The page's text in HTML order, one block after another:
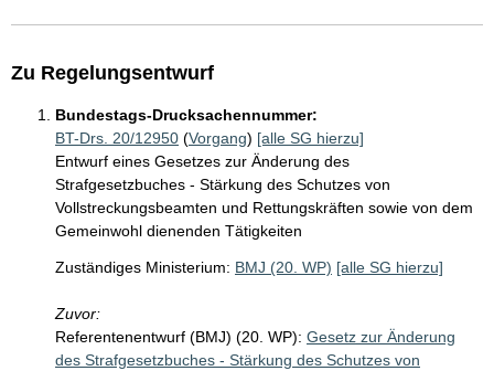
Zu Regelungsentwurf
Bundestags-Drucksachennummer:
BT-Drs. 20/12950 (Vorgang) [alle SG hierzu]
Entwurf eines Gesetzes zur Änderung des
Strafgesetzbuches - Stärkung des Schutzes von
Vollstreckungsbeamten und Rettungskräften sowie von dem
Gemeinwohl dienenden Tätigkeiten
Zuständiges Ministerium: BMJ (20. WP) [alle SG hierzu]
Zuvor:
Referentenentwurf (BMJ) (20. WP): Gesetz zur Änderung
des Strafgesetzbuches - Stärkung des Schutzes von